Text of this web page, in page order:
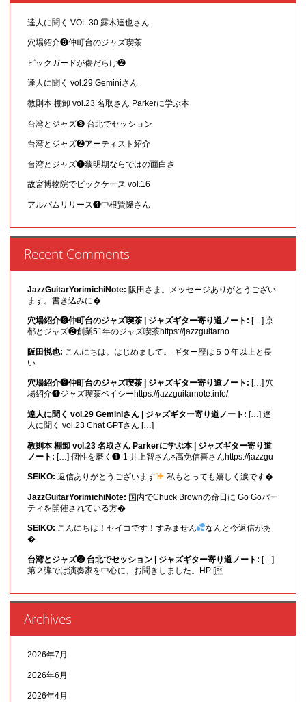
達人に聞く VOL.30 露木達也さん
穴場紹介❾仲町台のジャズ喫茶
ピックガードが傷だらけ❷
達人に聞く vol.29 Geminiさん
教則本 棚卸 vol.23 名取さん Parkerに学ぶ本
台湾とジャズ❸ 台北でセッション
台湾とジャズ❷アーティスト紹介
台湾とジャズ❶黎明期ならではの面白さ
故宮博物院でピックケース vol.16
アルバムリリース❹中根賢隆さん
Recent Comments
JazzGuitarYorimichiNote: 阪田さま。メッセージありがとうござい
ます。書き込みに�
穴場紹介❾仲町台のジャズ喫茶 | ジャズギター寄り道ノート: […] 京
都とジャズ❷創業51年のジャズ喫茶https://jazzguitarno
阪田悦也: こんにちは。はじめまして。 ギター歴は５０年以上と長
い
穴場紹介❾仲町台のジャズ喫茶 | ジャズギター寄り道ノート: […] 穴
場紹介❹ジャズ喫茶ベイシーhttps://jazzguitarnote.info/
達人に聞く vol.29 Geminiさん | ジャズギター寄り道ノート: […] 達
人に聞く vol.23 Chat GPTさん […]
教則本 棚卸 vol.23 名取さん Parkerに学ぶ本 | ジャズギター寄り道
ノート: […] 個性を磨く❶-1 井上智さん×高免信喜さんhttps://jazzgu
SEIKO: 返信ありがとうございます 私もとっても嬉しく涙です�
JazzGuitarYorimichiNote: 国内でChuck Brownの命日に Go Goパー
ティを開催されている方�
SEIKO: こんにちは！セイコです！すみません
なんと今返信があ
�
台湾とジャズ❸ 台北でセッション | ジャズギター寄り道ノート: […]
第２弾では演奏家を中心に、お聞きしました。HP [
Archives
2026年7月
2026年6月
2026年4月